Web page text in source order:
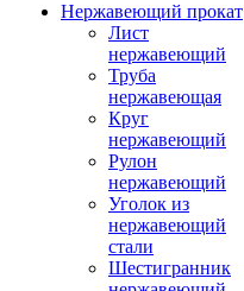
Нержавеющий прокат
Лист
нержавеющий
Труба
нержавеющая
Круг
нержавеющий
Рулон
нержавеющий
Уголок из
нержавеющий
стали
Шестигранник